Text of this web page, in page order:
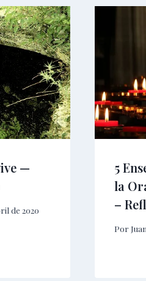
—
de 2020
5
la
–
Por